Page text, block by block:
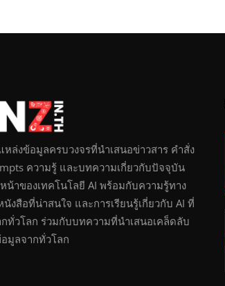
ล่งข้อมูลครบวงจรที่นำเสนอข่าวสาร คำสั่ง
ความรู้ และบทความเกี่ยวกับปัจจุบัน
น้าของเทคโนโลยี AI พร้อมกับความรู้ทาง
งสือที่น่าสนใจ และการเรียนรู้เกี่ยวกับ AI ที่
ทั่วโลก ร่วมกับบทความที่นำเสนอเคล็ดลับ
มูลจากทั่วโลก